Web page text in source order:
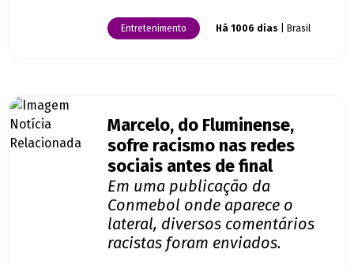
Entretenimento Há 1006 dias | Brasil
Marcelo, do Fluminense,
sofre racismo nas redes
sociais antes de final
Em uma publicação da
Conmebol onde aparece o
lateral, diversos comentários
racistas foram enviados.